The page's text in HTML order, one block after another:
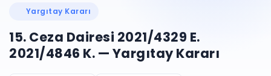
UYAP Evrak
Entegrasyonu
UETS Entegrasyonu
Tebligatları anında
Müvekkil ve taraf
Vekalet
Ücretsiz Başlayın Giriş Yap
Yargıtay Kararı
15. Ceza Dairesi 2021/4329 E.
2021/4846 K. — Yargıtay Kararı